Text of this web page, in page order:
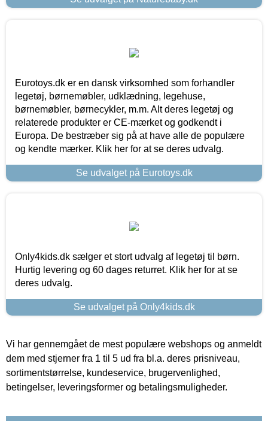
Eurotoys.dk er en dansk virksomhed som forhandler
legetøj, børnemøbler, udklædning, legehuse,
børnemøbler, børnecykler, m.m. Alt deres legetøj og
relaterede produkter er CE-mærket og godkendt i
Europa. De bestræber sig på at have alle de populære
og kendte mærker. Klik her for at se deres udvalg.
Se udvalget på Eurotoys.dk
Only4kids.dk sælger et stort udvalg af legetøj til børn.
Hurtig levering og 60 dages returret. Klik her for at se
deres udvalg.
Se udvalget på Only4kids.dk
Vi har gennemgået de mest populære webshops og anmeldt
dem med stjerner fra 1 til 5 ud fra bl.a. deres prisniveau,
sortimentstørrelse, kundeservice, brugervenlighed,
betingelser, leveringsformer og betalingsmuligheder.